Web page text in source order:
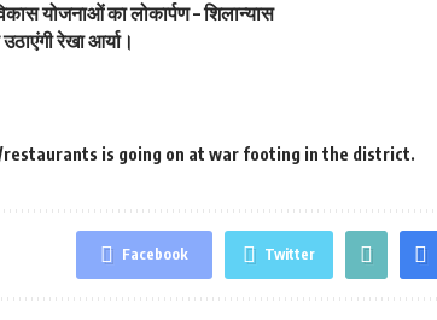
योजनाओं का लोकार्पण – शिलान्यास
रेखा आर्या।
is going on at war footing in the district.
Facebook Twitter